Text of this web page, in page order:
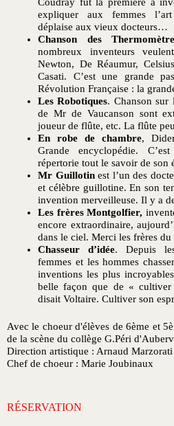
expliquer aux femmes
déplaise aux vieux docteurs…
Chanson des
nombreux inventeurs
Newton, De Réaumur,
Casati. C’est une grande
Révolution Française : la
Les Robotiques. Chanson sur
de Mr de Vaucanson sont
joueur de flûte, etc. La flûte
En robe de chambre,
Grande encyclopédie.
répertorie tout le savoir de son
Mr Guillotinest l’un des
et célèbre guillotine. En son
invention merveilleuse. Il y a
Les frères Montgolfier,
encore extraordinaire,
dans le ciel. Merci les frères
Chasseur d’idée. Depuis
femmes et les hommes
inventions les plus
belle façon que de «
disait Voltaire. Cultiver son
Avec le choeur d'élèves de 6ème et
de la scène du collège G.Péri
Direction artistique : Arnaud
Chef de choeur : Marie Joubinaux
RÉSERVATION